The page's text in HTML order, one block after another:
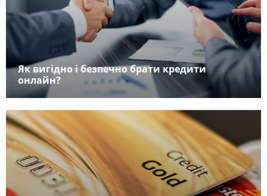
Як вигідно і безпечно брати кредити
онлайн?